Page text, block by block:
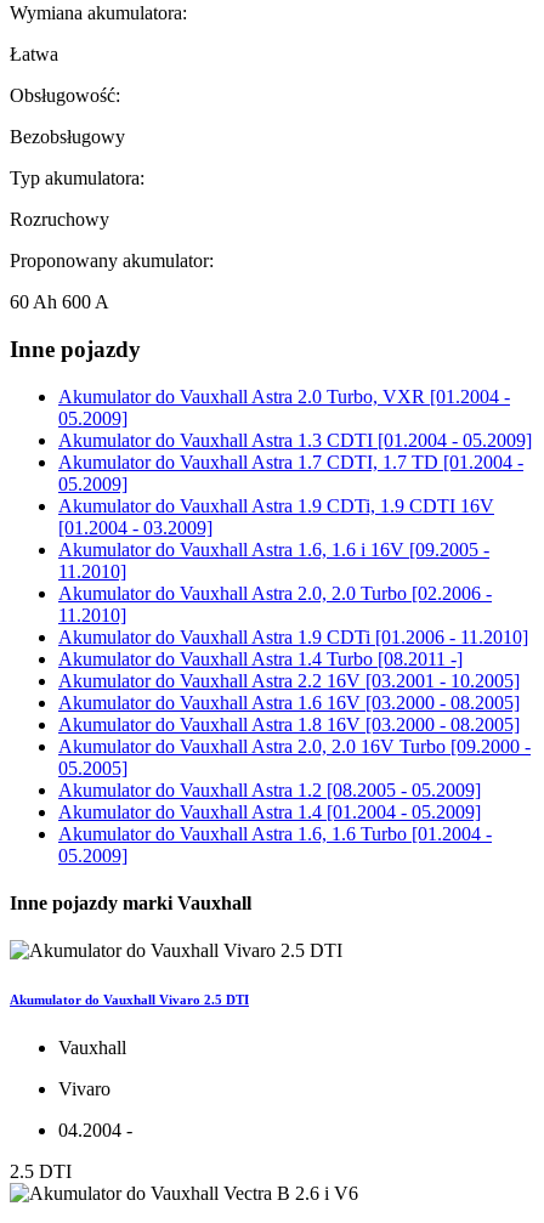
Wymiana akumulatora:
Łatwa
Obsługowość:
Bezobsługowy
Typ akumulatora:
Rozruchowy
Proponowany akumulator:
60 Ah 600 A
Inne pojazdy
Akumulator do Vauxhall Astra 2.0 Turbo, VXR [01.2004 -
05.2009]
Akumulator do Vauxhall Astra 1.3 CDTI [01.2004 - 05.2009]
Akumulator do Vauxhall Astra 1.7 CDTI, 1.7 TD [01.2004 -
05.2009]
Akumulator do Vauxhall Astra 1.9 CDTi, 1.9 CDTI 16V
[01.2004 - 03.2009]
Akumulator do Vauxhall Astra 1.6, 1.6 i 16V [09.2005 -
11.2010]
Akumulator do Vauxhall Astra 2.0, 2.0 Turbo [02.2006 -
11.2010]
Akumulator do Vauxhall Astra 1.9 CDTi [01.2006 - 11.2010]
Akumulator do Vauxhall Astra 1.4 Turbo [08.2011 -]
Akumulator do Vauxhall Astra 2.2 16V [03.2001 - 10.2005]
Akumulator do Vauxhall Astra 1.6 16V [03.2000 - 08.2005]
Akumulator do Vauxhall Astra 1.8 16V [03.2000 - 08.2005]
Akumulator do Vauxhall Astra 2.0, 2.0 16V Turbo [09.2000 -
05.2005]
Akumulator do Vauxhall Astra 1.2 [08.2005 - 05.2009]
Akumulator do Vauxhall Astra 1.4 [01.2004 - 05.2009]
Akumulator do Vauxhall Astra 1.6, 1.6 Turbo [01.2004 -
05.2009]
Inne pojazdy marki Vauxhall
Akumulator do Vauxhall Vivaro 2.5 DTI
Vauxhall
Vivaro
04.2004 -
2.5 DTI